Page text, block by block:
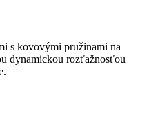
s kovovými pružinami na
dynamickou rozťažnosťou